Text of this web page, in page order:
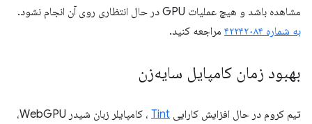
مشاهده باشد و هیچ عملیات GPU در حال انتظاری روی آن انجام نشود.
به شماره ۴۲۲۴۲۰۸۴
مراجعه کنید.
بهبود زمان کامپایل سایه‌زن
تیم کروم در حال افزایش کارایی Tint
، کامپایلر زبان شیدر WebGPU،